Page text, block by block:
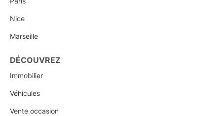
Nice
Marseille
DÉCOUVREZ
Immobilier
Véhicules
Vente occasion